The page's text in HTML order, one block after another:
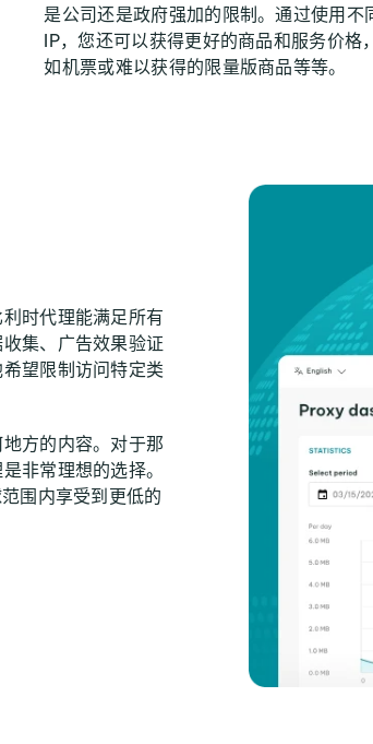
是公司还是政府强加的限制。通过使用不
IP，您还可以获得更好的商品和服务价格
如机票或难以获得的限量版商品等等。
时代理能满足所有
集、广告效果验证
望限制访问特定类
方的内容。对于那
非常理想的选择。
围内享受到更低的